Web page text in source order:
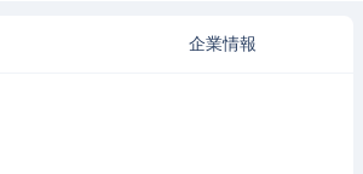
企業情報